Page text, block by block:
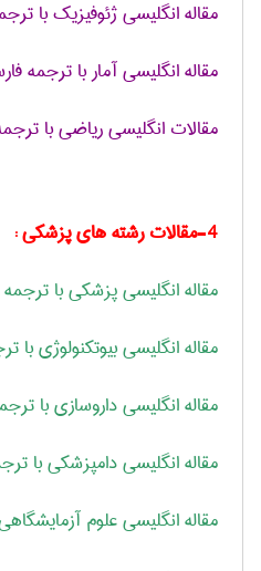
مقاله انگلیسی ژئوفیزیک با
مقاله انگلیسی آمار با ترجمه
مقالات انگلیسی ریاضی با
4-مقالات رشته های پزشکی :
مقاله انگلیسی پزشکی با
مقاله انگلیسی بیوتکنولوژی با
مقاله انگلیسی داروسازی با
مقاله انگلیسی دامپزشکی با
مقاله انگلیسی علوم